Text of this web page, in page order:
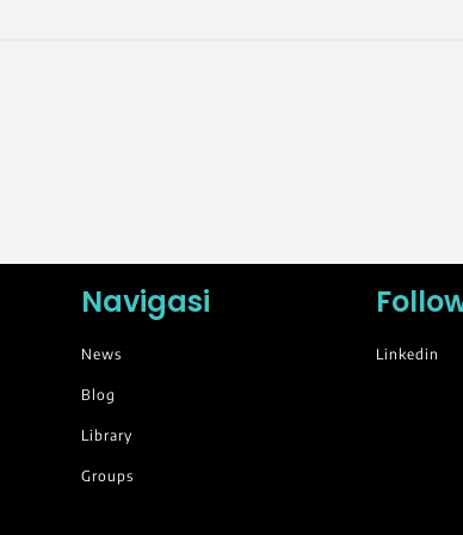
Navigasi
News
Blog
Library
Groups
Linkedin